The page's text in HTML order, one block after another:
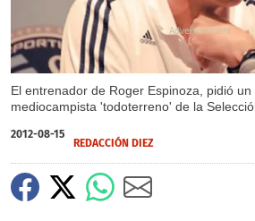
El entrenador de Roger Espinoza, pidió
mediocampista 'todoterreno' de la
2012-08-15
REDACCIÓN DIEZ